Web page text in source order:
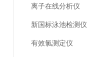
离子在线分析仪
新国标泳池检测仪
有效氯测定仪